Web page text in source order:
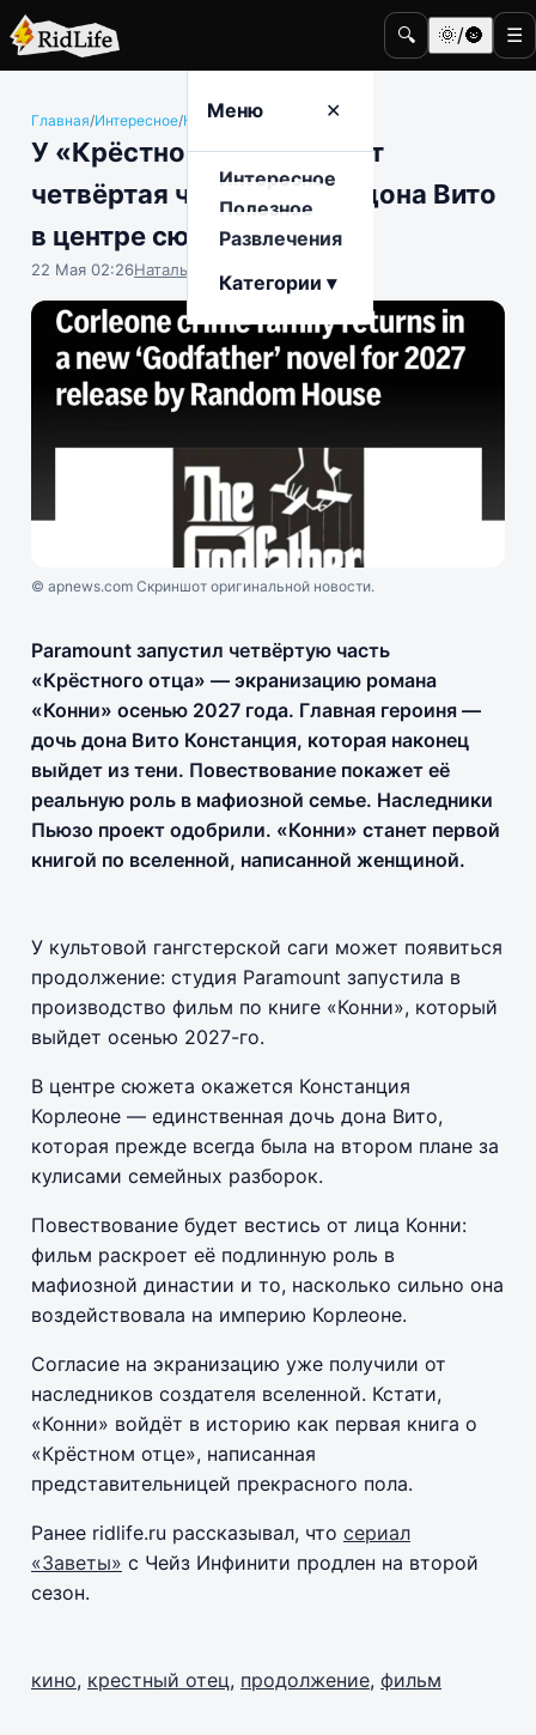
🔍 🌞/🌚 ☰
Меню ✕
Интересное
Полезное
Развлечения
Категории ▾
Главная/Интересное/Кино и телевидение
У «Крёстного отца» будет
четвёртая часть — дочь дона Вито
в центре сюжета
22 Мая 02:26Наталья Герасимова
© apnews.com Скриншот оригинальной новости.
Paramount запустил четвёртую часть
«Крёстного отца» — экранизацию романа
«Конни» осенью 2027 года. Главная героиня —
дочь дона Вито Констанция, которая наконец
выйдет из тени. Повествование покажет её
реальную роль в мафиозной семье. Наследники
Пьюзо проект одобрили. «Конни» станет первой
книгой по вселенной, написанной женщиной.
У культовой гангстерской саги может появиться
продолжение: студия Paramount запустила в
производство фильм по книге «Конни», который
выйдет осенью 2027-го.
В центре сюжета окажется Констанция
Корлеоне — единственная дочь дона Вито,
которая прежде всегда была на втором плане за
кулисами семейных разборок.
Повествование будет вестись от лица Конни:
фильм раскроет её подлинную роль в
мафиозной династии и то, насколько сильно она
воздействовала на империю Корлеоне.
Согласие на экранизацию уже получили от
наследников создателя вселенной. Кстати,
«Конни» войдёт в историю как первая книга о
«Крёстном отце», написанная
представительницей прекрасного пола.
Ранее ridlife.ru рассказывал, что сериал
«Заветы» с Чейз Инфинити продлен на второй
сезон.
кино, крестный отец, продолжение, фильм